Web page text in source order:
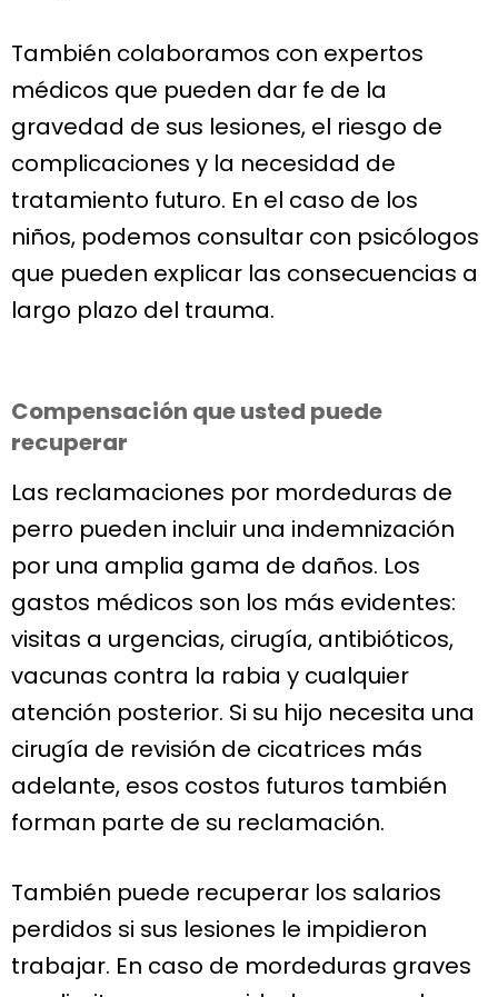
También colaboramos con expertos
médicos que pueden dar fe de la
gravedad de sus lesiones, el riesgo de
complicaciones y la necesidad de
tratamiento futuro. En el caso de los
niños, podemos consultar con psicólogos
que pueden explicar las consecuencias a
largo plazo del trauma.
Compensación que usted puede
recuperar
Las reclamaciones por mordeduras de
perro pueden incluir una indemnización
por una amplia gama de daños. Los
gastos médicos son los más evidentes:
visitas a urgencias, cirugía, antibióticos,
vacunas contra la rabia y cualquier
atención posterior. Si su hijo necesita una
cirugía de revisión de cicatrices más
adelante, esos costos futuros también
forman parte de su reclamación.
También puede recuperar los salarios
perdidos si sus lesiones le impidieron
trabajar. En caso de mordeduras graves